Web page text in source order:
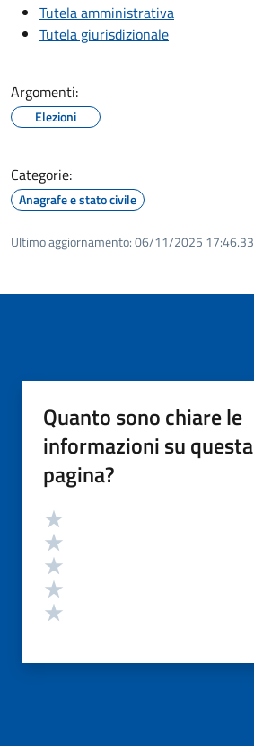
Tutela amministrativa
Tutela giurisdizionale
Argomenti:
Elezioni
Categorie:
Anagrafe e stato civile
Ultimo aggiornamento:06/11/2025 17:46.33
Quanto sono chiare le
informazioni su questa
pagina?
Valutazione